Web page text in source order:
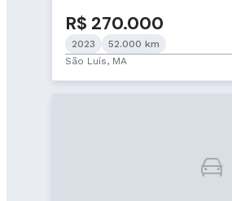
R$ 270.000
2023
52.000 km
São Luís, MA